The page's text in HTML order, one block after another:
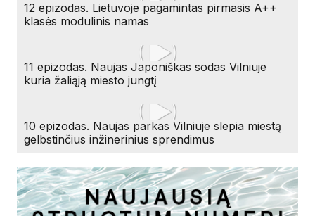
12 epizodas. Lietuvoje pagamintas pirmasis A++
klasės modulinis namas
11 epizodas. Naujas Japoniškas sodas Vilniuje
kuria žaliąją miesto jungtį
10 epizodas. Naujas parkas Vilniuje slepia miestą
gelbstinčius inžinerinius sprendimus